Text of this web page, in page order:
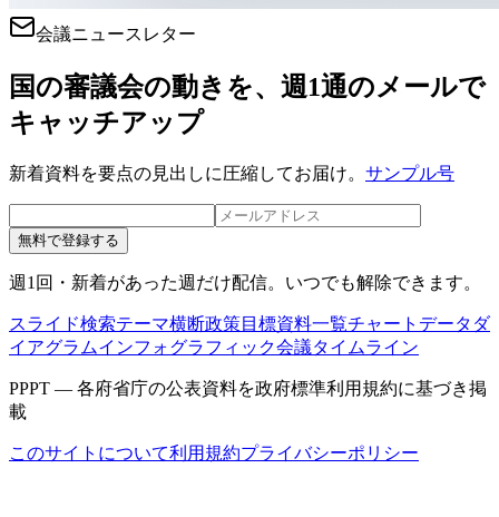
会議ニュースレター
国の審議会の動きを、週1通のメールで
キャッチアップ
新着資料を要点の見出しに圧縮してお届け。 サンプル号
無料で登録する
週1回・新着があった週だけ配信。いつでも解除できます。
スライド検索テーマ横断政策目標資料一覧チャートデータ ダ
イアグラムインフォグラフィック会議タイムライン
PPPT — 各府省庁の公表資料を政府標準利用規約に基づき掲
載
このサイトについて利用規約プライバシーポリシー